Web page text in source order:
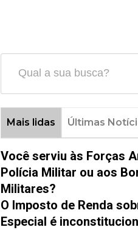
Mais lidas Últimas
Você serviu às Forças
Polícia Militar ou aos
Militares?
O Imposto de Renda
Especial é